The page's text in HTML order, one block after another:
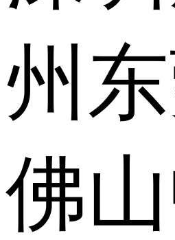
州
佛山